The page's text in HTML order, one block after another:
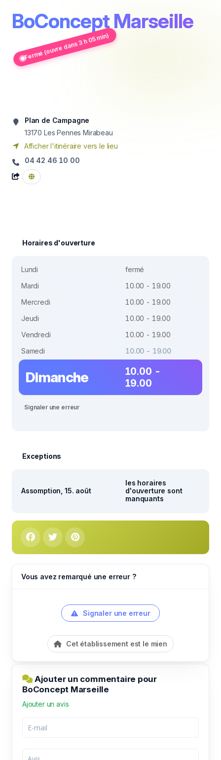
BoConcept Marseille
Fermé (ouvre dans 3 h 05 min)
Plan de Campagne
13170 Les Pennes Mirabeau
Afficher l'itinéraire vers le lieu
04 42 46 10 00
Horaires d'ouverture
Lundi
fermé
Mardi
10.00 - 19.00
Mercredi
10.00 - 19.00
Jeudi
10.00 - 19.00
Vendredi
10.00 - 19.00
Samedi
10.00 - 19.00
Dimanche
10.00 -
19.00
Signaler une erreur
Exceptions
Assomption, 15. août
les horaires
d'ouverture sont
manquants
Vous avez remarqué une erreur ?
Signaler une erreur
Cet établissement est le mien
Ajouter un commentaire pour
BoConcept Marseille
Ajouter un avis